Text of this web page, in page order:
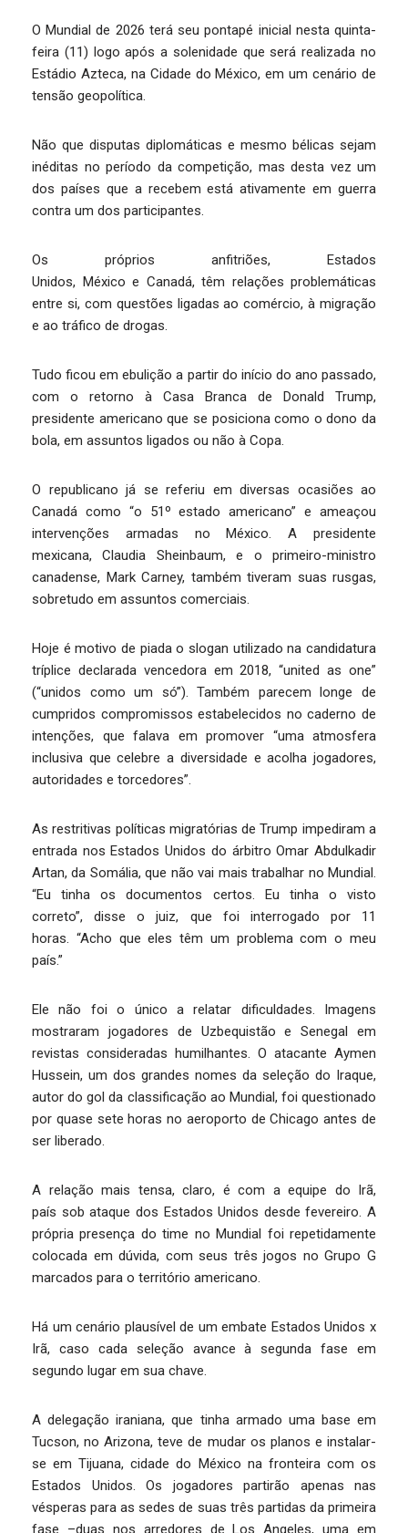
O Mundial de 2026 terá seu pontapé inicial nesta quinta-
feira (11) logo após a solenidade que será realizada no
Estádio Azteca, na Cidade do México, em um cenário de
tensão geopolítica.
Não que disputas diplomáticas e mesmo bélicas sejam
inéditas no período da competição, mas desta vez um
dos países que a recebem está ativamente em guerra
contra um dos participantes.
Os próprios anfitriões, Estados
Unidos, México e Canadá, têm relações problemáticas
entre si, com questões ligadas ao comércio, à migração
e ao tráfico de drogas.
Tudo ficou em ebulição a partir do início do ano passado,
com o retorno à Casa Branca de Donald Trump,
presidente americano que se posiciona como o dono da
bola, em assuntos ligados ou não à Copa.
O republicano já se referiu em diversas ocasiões ao
Canadá como “o 51º estado americano” e ameaçou
intervenções armadas no México. A presidente
mexicana, Claudia Sheinbaum, e o primeiro-ministro
canadense, Mark Carney, também tiveram suas rusgas,
sobretudo em assuntos comerciais.
Hoje é motivo de piada o slogan utilizado na candidatura
tríplice declarada vencedora em 2018, “united as one”
(“unidos como um só”). Também parecem longe de
cumpridos compromissos estabelecidos no caderno de
intenções, que falava em promover “uma atmosfera
inclusiva que celebre a diversidade e acolha jogadores,
autoridades e torcedores”.
As restritivas políticas migratórias de Trump impediram a
entrada nos Estados Unidos do árbitro Omar Abdulkadir
Artan, da Somália, que não vai mais trabalhar no Mundial.
“Eu tinha os documentos certos. Eu tinha o visto
correto”, disse o juiz, que foi interrogado por 11
horas. “Acho que eles têm um problema com o meu
país.”
Ele não foi o único a relatar dificuldades. Imagens
mostraram jogadores de Uzbequistão e Senegal em
revistas consideradas humilhantes. O atacante Aymen
Hussein, um dos grandes nomes da seleção do Iraque,
autor do gol da classificação ao Mundial, foi questionado
por quase sete horas no aeroporto de Chicago antes de
ser liberado.
A relação mais tensa, claro, é com a equipe do Irã,
país sob ataque dos Estados Unidos desde fevereiro. A
própria presença do time no Mundial foi repetidamente
colocada em dúvida, com seus três jogos no Grupo G
marcados para o território americano.
Há um cenário plausível de um embate Estados Unidos x
Irã, caso cada seleção avance à segunda fase em
segundo lugar em sua chave.
A delegação iraniana, que tinha armado uma base em
Tucson, no Arizona, teve de mudar os planos e instalar-
se em Tijuana, cidade do México na fronteira com os
Estados Unidos. Os jogadores partirão apenas nas
vésperas para as sedes de suas três partidas da primeira
fase –duas nos arredores de Los Angeles, uma em